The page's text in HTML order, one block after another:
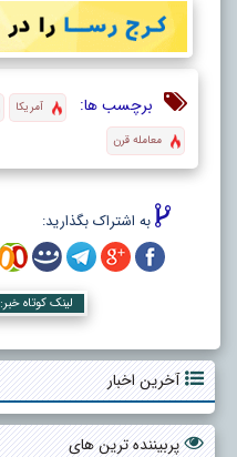
برچسب ها: آمریکا
معامله قرن
به اشتراک بگذارید:
لینک کوتاه خبر:
آخرین اخبار
پربیننده ترین های